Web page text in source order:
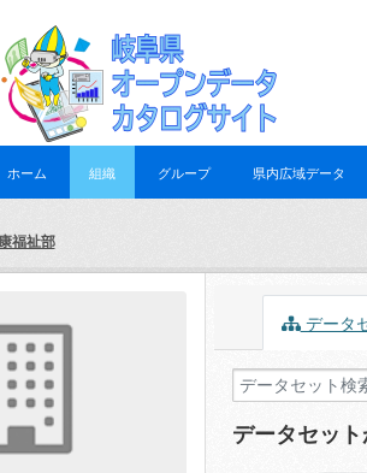
ホーム 組織 グループ 県内広域データ
福祉部
データ
データセッ